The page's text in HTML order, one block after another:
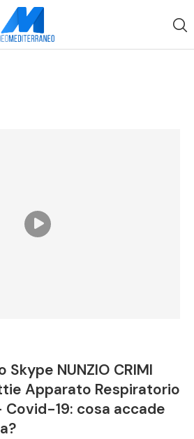
NUNZIO CRIMI
Apparato Respiratorio
Covid-19: cosa accade